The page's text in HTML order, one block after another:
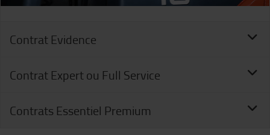
Contrat Evidence
Contrat Expert ou Full Service
Contrats Essentiel Premium